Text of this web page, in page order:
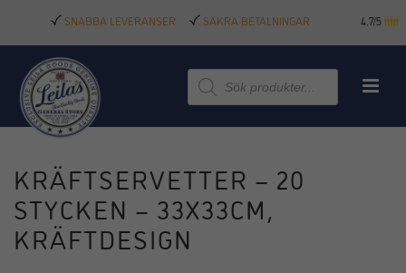
SNABBA LEVERANSER SÄKRA BETALNINGAR 4.7/5
Produktsökning
KRÄFTSERVETTER – 20
STYCKEN – 33X33CM,
KRÄFTDESIGN